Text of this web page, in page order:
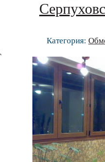
Категория: